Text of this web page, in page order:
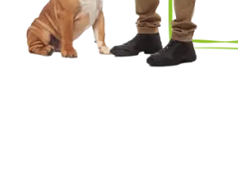
JOUET CHAT TREAT
WOBBLER 8,5CM